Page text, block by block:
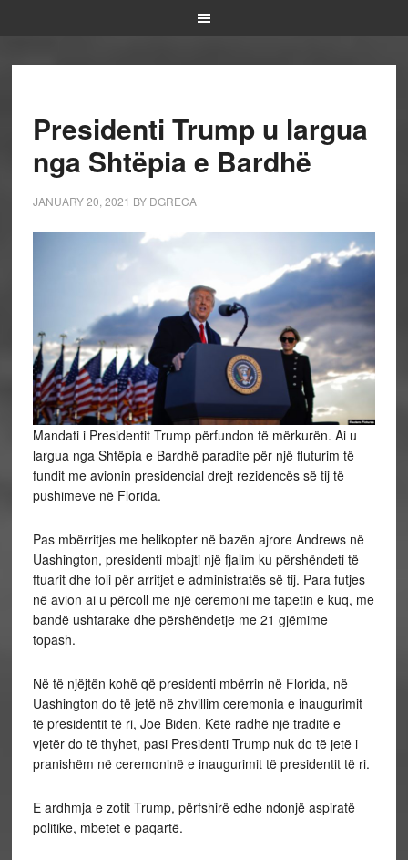
Presidenti Trump u largua
nga Shtëpia e Bardhë
JANUARY 20, 2021 BY DGRECA
Mandati i Presidentit Trump përfundon të mërkurën. Ai u
largua nga Shtëpia e Bardhë paradite për një fluturim të
fundit me avionin presidencial drejt rezidencës së tij të
pushimeve në Florida.
Pas mbërritjes me helikopter në bazën ajrore Andrews në
Uashington, presidenti mbajti një fjalim ku përshëndeti të
ftuarit dhe foli për arritjet e administratës së tij. Para futjes
në avion ai u përcoll me një ceremoni me tapetin e kuq, me
bandë ushtarake dhe përshëndetje me 21 gjëmime
topash.
Në të njëjtën kohë që presidenti mbërrin në Florida, në
Uashington do të jetë në zhvillim ceremonia e inaugurimit
të presidentit të ri, Joe Biden. Këtë radhë një traditë e
vjetër do të thyhet, pasi Presidenti Trump nuk do të jetë i
pranishëm në ceremoninë e inaugurimit të presidentit të ri.
E ardhmja e zotit Trump, përfshirë edhe ndonjë aspiratë
politike, mbetet e paqartë.